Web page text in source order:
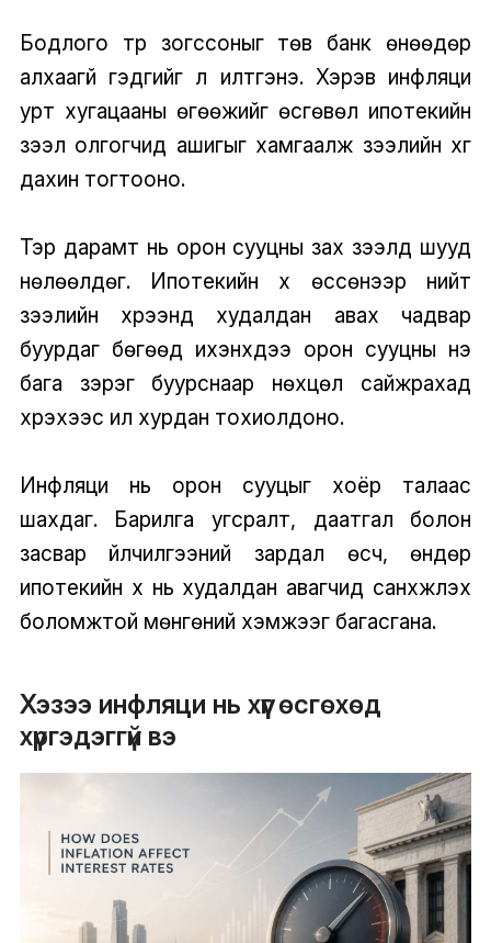
Бодлого түр зогссоныг төв банк өнөөдөр
алхаагүй гэдгийг л илтгэнэ. Хэрэв инфляци
урт хугацааны өгөөжийг өсгөвөл ипотекийн
зээл олгогчид ашигыг хамгаалж зээлийн хүүг
дахин тогтооно.
Тэр дарамт нь орон сууцны зах зээлд шууд
нөлөөлдөг. Ипотекийн хүү өссөнээр нийт
зээлийн хүрээнд худалдан авах чадвар
буурдаг бөгөөд ихэнхдээ орон сууцны үнэ
бага зэрэг буурснаар нөхцөл сайжрахад
хүрэхээс илүү хурдан тохиолдоно.
Инфляци нь орон сууцыг хоёр талаас
шахдаг. Барилга угсралт, даатгал болон
засвар үйлчилгээний зардал өсч, өндөр
ипотекийн хүү нь худалдан авагчид санхүүжүүлэх
боломжтой мөнгөний хэмжээг багасгана.
Хэзээ инфляци нь хүүг өсгөхөд
хүргэдэггүй вэ